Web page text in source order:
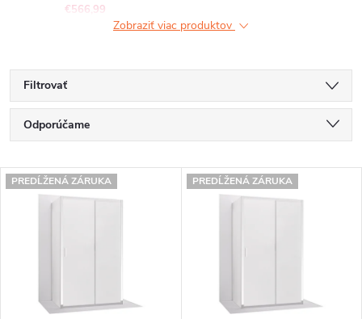
€566,99
Zobraziť viac produktov
Filtrovať
R
d
Odporúčame
Najdrahšie
V
PREDĹŽENÁ ZÁRUKA PREDĹŽENÁ ZÁRUKA